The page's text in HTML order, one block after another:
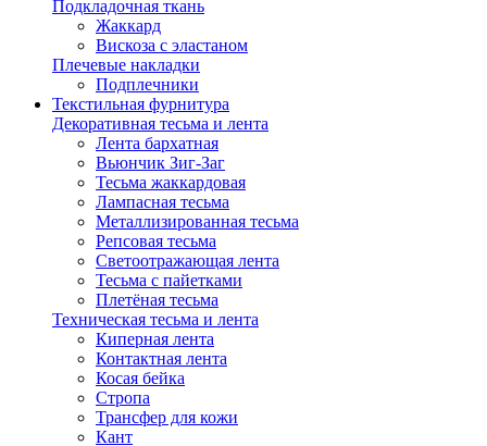
Подкладочная ткань
Жаккард
Вискоза с эластаном
Плечевые накладки
Подплечники
Текстильная фурнитура
Декоративная тесьма и лента
Лента бархатная
Вьюнчик Зиг-Заг
Тесьма жаккардовая
Лампасная тесьма
Металлизированная тесьма
Репсовая тесьма
Светоотражающая лента
Тесьма с пайетками
Плетёная тесьма
Техническая тесьма и лента
Киперная лента
Контактная лента
Косая бейка
Стропа
Трансфер для кожи
Кант